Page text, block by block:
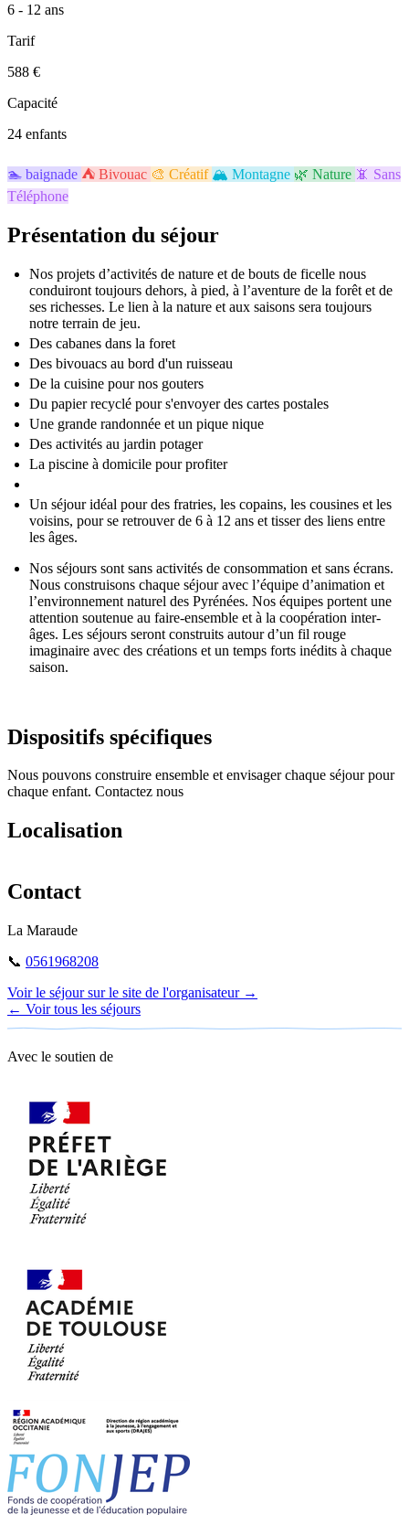
6 - 12 ans
Tarif
588 €
Capacité
24 enfants
🏊 baignade ⛺ Bivouac 🎨 Créatif 🏔️ Montagne 🌿 Nature 📵 Sans
Téléphone
Présentation du séjour
Nos projets d’activités de nature et de bouts de ficelle nous
conduiront toujours dehors, à pied, à l’aventure de la forêt et de
ses richesses. Le lien à la nature et aux saisons sera toujours
notre terrain de jeu.
Des cabanes dans la foret
Des bivouacs au bord d'un ruisseau
De la cuisine pour nos gouters
Du papier recyclé pour s'envoyer des cartes postales
Une grande randonnée et un pique nique
Des activités au jardin potager
La piscine à domicile pour profiter
Un séjour idéal pour des fratries, les copains, les cousines et les
voisins, pour se retrouver de 6 à 12 ans et tisser des liens entre
les âges.
Nos séjours sont sans activités de consommation et sans écrans.
Nous construisons chaque séjour avec l’équipe d’animation et
l’environnement naturel des Pyrénées. Nos équipes portent une
attention soutenue au faire-ensemble et à la coopération inter-
âges. Les séjours seront construits autour d’un fil rouge
imaginaire avec des créations et un temps forts inédits à chaque
saison.
Dispositifs spécifiques
Nous pouvons construire ensemble et envisager chaque séjour pour
chaque enfant. Contactez nous
Localisation
+
Contact
La Maraude
📞 0561968208
Voir le séjour sur le site de l'organisateur →
← Voir tous les séjours
Avec le soutien de